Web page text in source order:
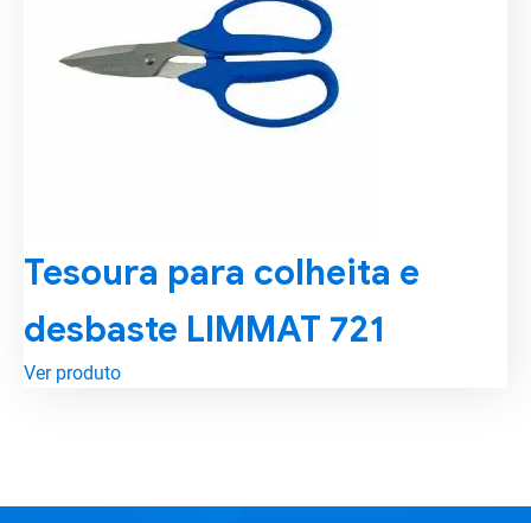
Tesoura para colheita e
desbaste LIMMAT 721
Ver produto